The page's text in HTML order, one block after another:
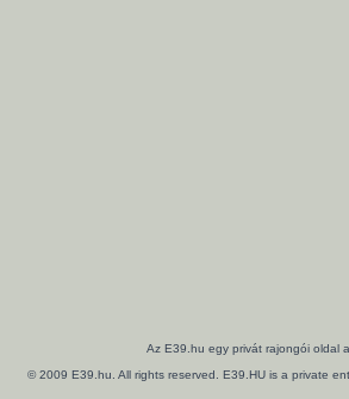
Az E39.hu egy privát rajongói oldal
© 2009 E39.hu. All rights reserved. E39.HU is a private